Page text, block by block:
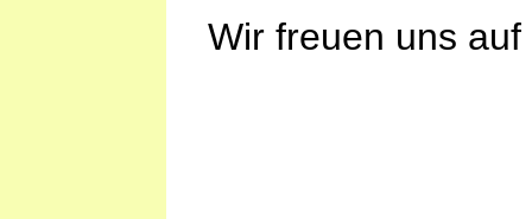
Wir freuen uns